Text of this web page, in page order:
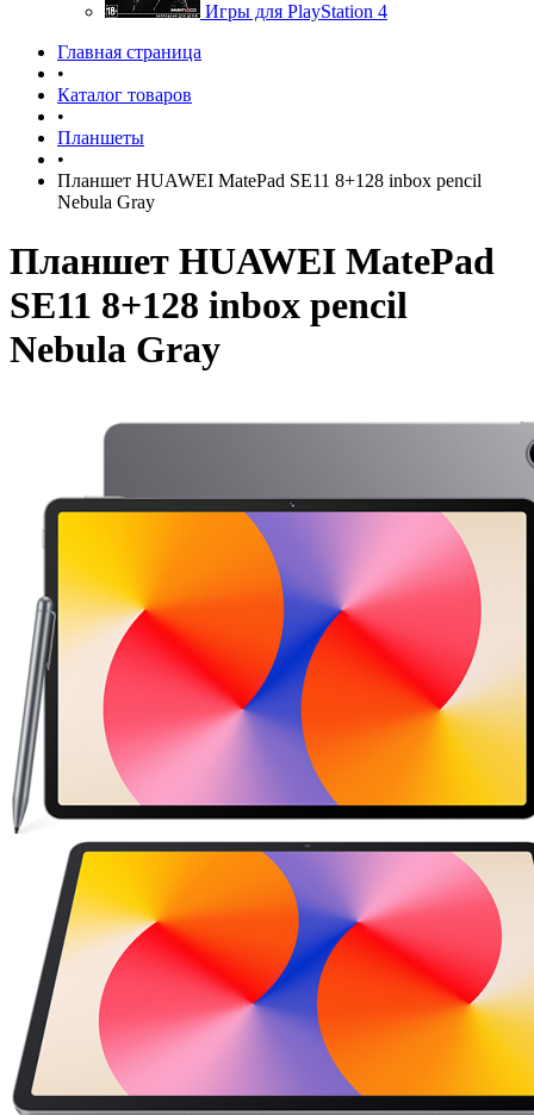
Игры для PlayStation 4
Главная страница
•
Каталог товаров
•
Планшеты
•
Планшет HUAWEI MatePad SE11 8+128 inbox pencil
Nebula Gray
Планшет HUAWEI MatePad
SE11 8+128 inbox pencil
Nebula Gray